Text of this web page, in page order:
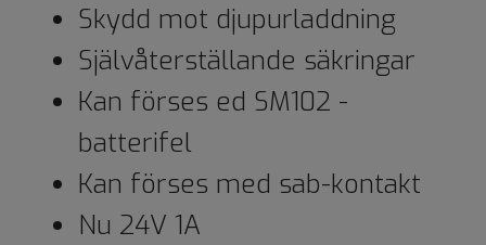
Skydd mot djupurladdning
Självåterställande säkringar
Kan förses ed SM102 -
batterifel
Kan förses med sab-kontakt
Nu 24V 1A